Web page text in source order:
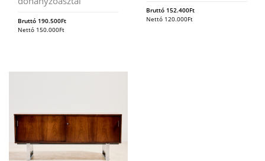
Bruttó 190.500Ft
Nettó 150.000Ft
Bruttó 152.400Ft
Nettó 120.000Ft